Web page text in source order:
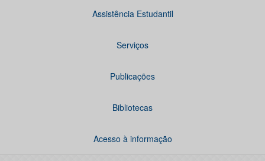
Assistência Estudantil
Serviços
Publicações
Bibliotecas
Acesso à informação